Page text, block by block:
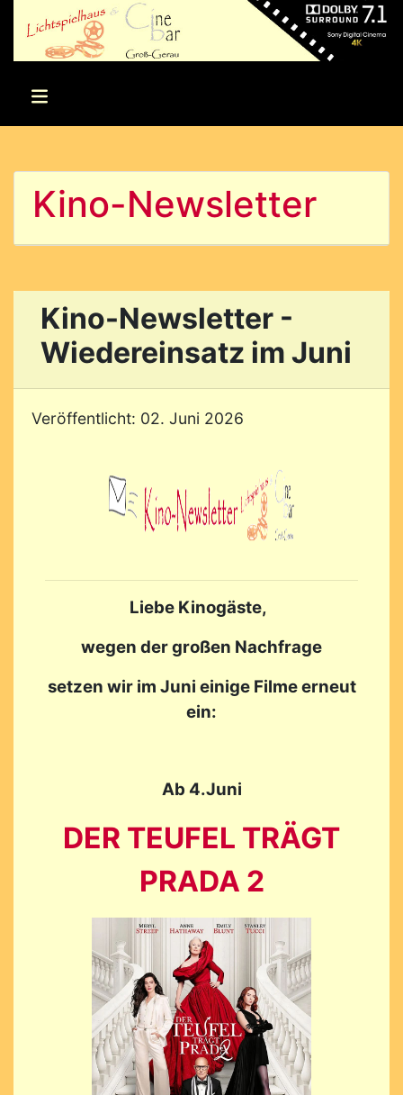
Kino-Newsletter
Kino-Newsletter -
Wiedereinsatz im Juni
Veröffentlicht: 02. Juni 2026
Liebe Kinogäste,
wegen der großen Nachfrage
setzen wir im Juni einige Filme erneut
ein:
Ab 4.Juni
DER TEUFEL TRÄGT
PRADA 2